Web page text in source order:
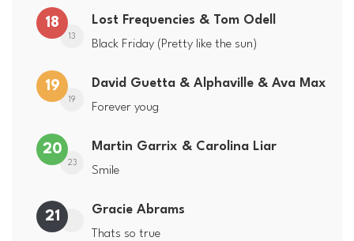
18
13
Lost Frequencies & Tom Odell
Black Friday (Pretty like the sun)
19
19
David Guetta & Alphaville & Ava Max
Forever youg
20
23
Martin Garrix & Carolina Liar
Smile
21 Gracie Abrams
Thats so true